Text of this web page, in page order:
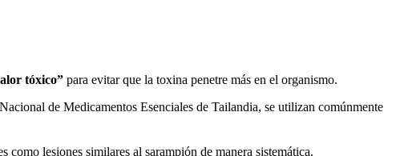
tóxico” para evitar que la toxina penetre más en el organismo.
de Medicamentos Esenciales de Tailandia, se utilizan comúnmente
lesiones similares al sarampión de manera sistemática.